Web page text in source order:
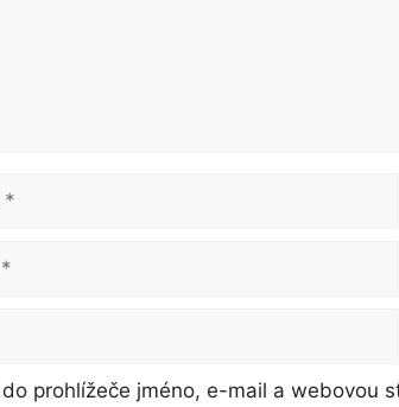
prohlížeče jméno, e-mail a webovou